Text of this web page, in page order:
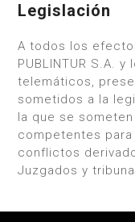
Legislación
A todos los
PUBLINTUR S.A.
telemáticos,
sometidos a la
la que se
competentes
conflictos
Juzgados y